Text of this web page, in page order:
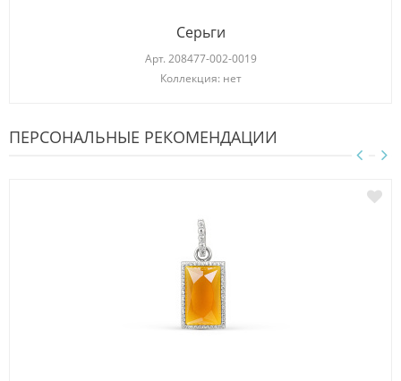
Серьги
Арт. 208477-002-0019
Коллекция: нет
ПЕРСОНАЛЬНЫЕ РЕКОМЕНДАЦИИ